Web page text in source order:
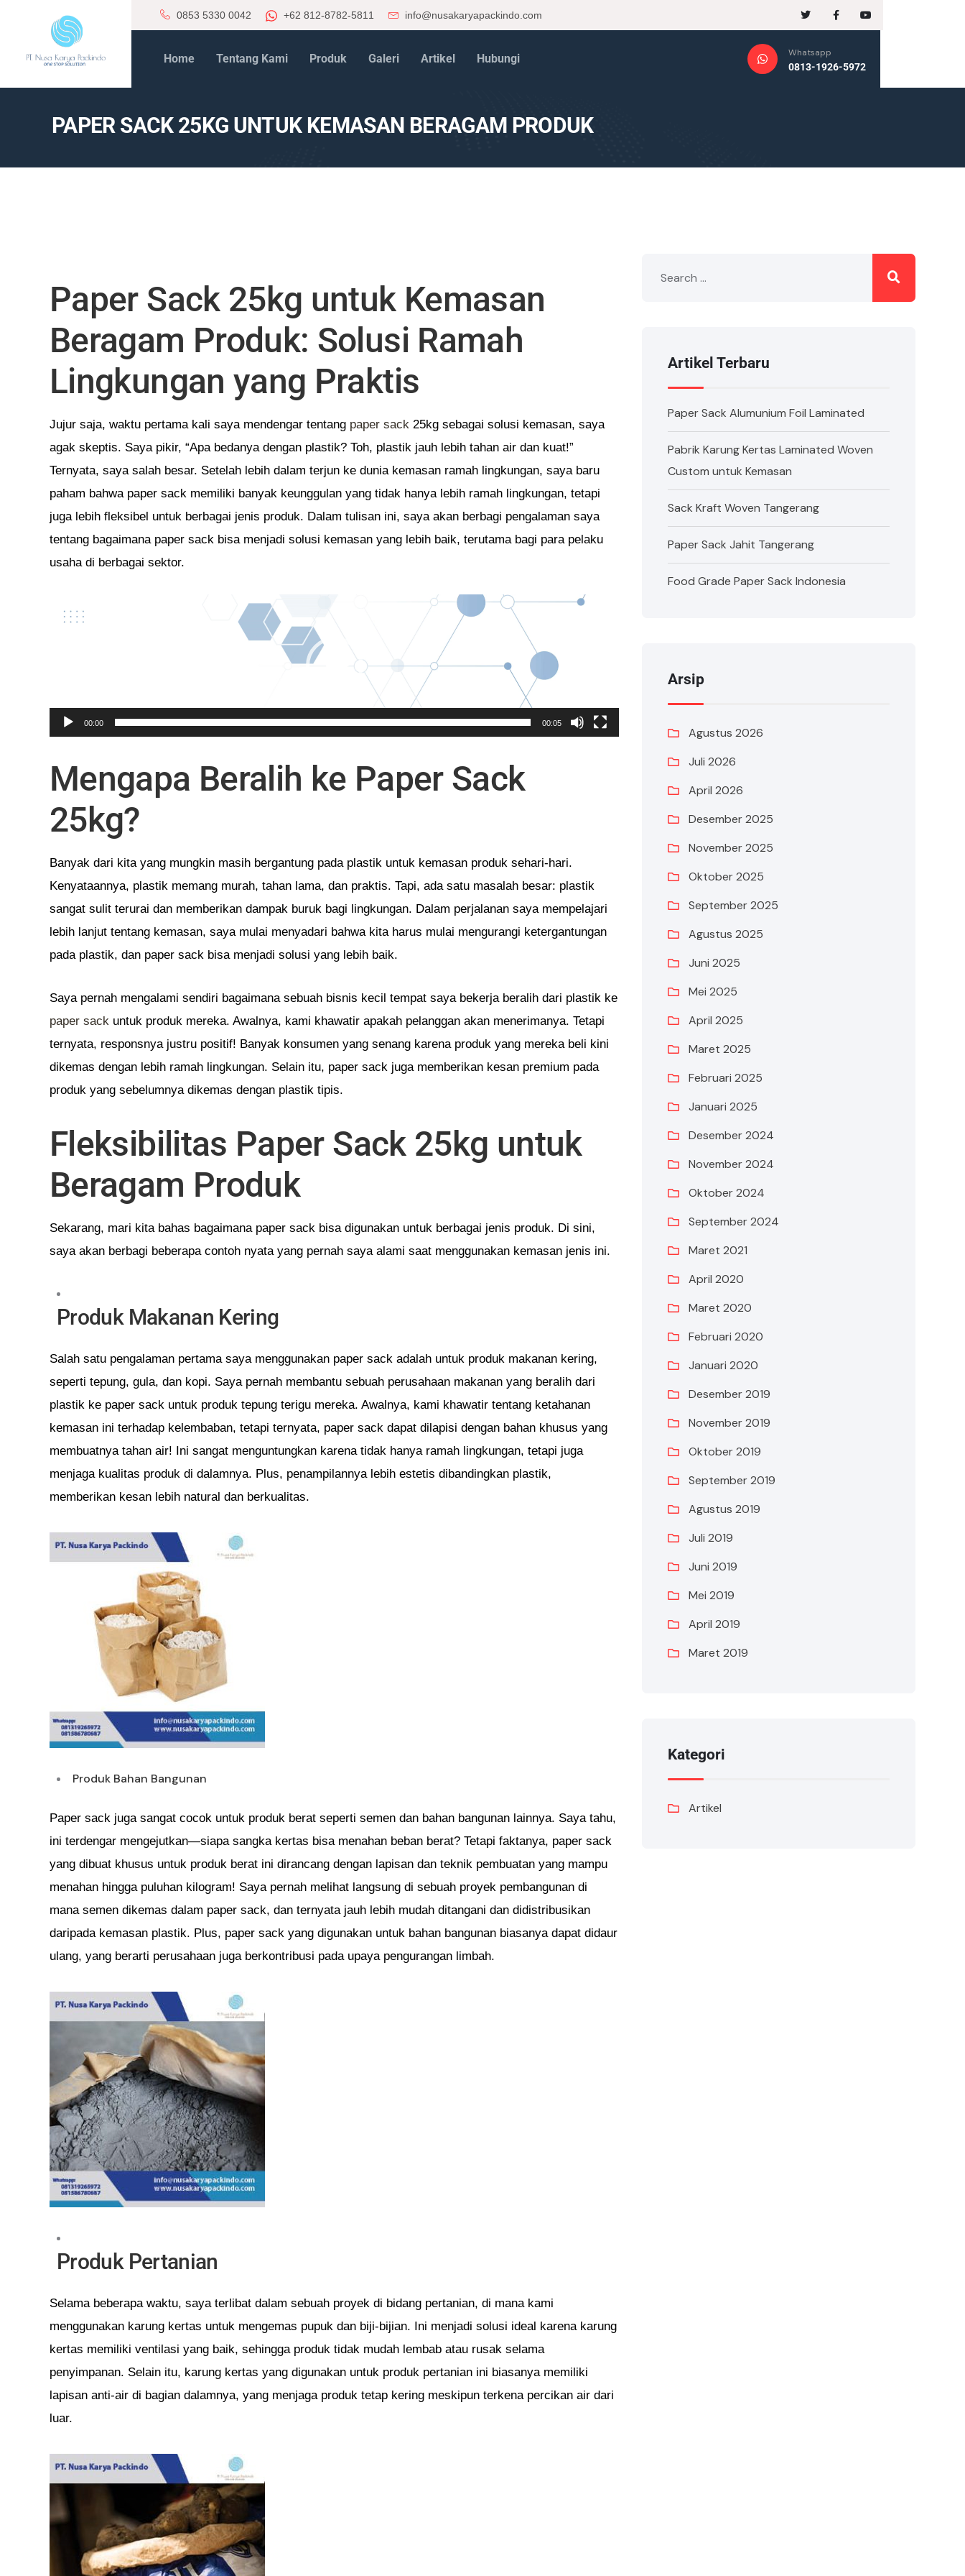
0853 5330 0042 +62 812-8782-5811 info@nusakaryapackindo.com
Home Tentang Kami Produk Galeri Artikel Hubungi
Whatsapp
0813-1926-5972
PAPER SACK 25KG UNTUK KEMASAN BERAGAM PRODUK
Paper Sack 25kg untuk Kemasan
Beragam Produk: Solusi Ramah
Lingkungan yang Praktis
Jujur saja, waktu pertama kali saya mendengar tentang paper sack 25kg sebagai solusi kemasan, saya
agak skeptis. Saya pikir, “Apa bedanya dengan plastik? Toh, plastik jauh lebih tahan air dan kuat!”
Ternyata, saya salah besar. Setelah lebih dalam terjun ke dunia kemasan ramah lingkungan, saya baru
paham bahwa paper sack memiliki banyak keunggulan yang tidak hanya lebih ramah lingkungan, tetapi
juga lebih fleksibel untuk berbagai jenis produk. Dalam tulisan ini, saya akan berbagi pengalaman saya
tentang bagaimana paper sack bisa menjadi solusi kemasan yang lebih baik, terutama bagi para pelaku
usaha di berbagai sektor.
Video
00:00 00:05
Mengapa Beralih ke Paper Sack
25kg?
Banyak dari kita yang mungkin masih bergantung pada plastik untuk kemasan produk sehari-hari.
Kenyataannya, plastik memang murah, tahan lama, dan praktis. Tapi, ada satu masalah besar: plastik
sangat sulit terurai dan memberikan dampak buruk bagi lingkungan. Dalam perjalanan saya mempelajari
lebih lanjut tentang kemasan, saya mulai menyadari bahwa kita harus mulai mengurangi ketergantungan
pada plastik, dan paper sack bisa menjadi solusi yang lebih baik.
Saya pernah mengalami sendiri bagaimana sebuah bisnis kecil tempat saya bekerja beralih dari plastik ke
paper sack untuk produk mereka. Awalnya, kami khawatir apakah pelanggan akan menerimanya. Tetapi
ternyata, responsnya justru positif! Banyak konsumen yang senang karena produk yang mereka beli kini
dikemas dengan lebih ramah lingkungan. Selain itu, paper sack juga memberikan kesan premium pada
produk yang sebelumnya dikemas dengan plastik tipis.
Fleksibilitas Paper Sack 25kg untuk
Beragam Produk
Sekarang, mari kita bahas bagaimana paper sack bisa digunakan untuk berbagai jenis produk. Di sini,
saya akan berbagi beberapa contoh nyata yang pernah saya alami saat menggunakan kemasan jenis ini.
Produk Makanan Kering
Salah satu pengalaman pertama saya menggunakan paper sack adalah untuk produk makanan kering,
seperti tepung, gula, dan kopi. Saya pernah membantu sebuah perusahaan makanan yang beralih dari
plastik ke paper sack untuk produk tepung terigu mereka. Awalnya, kami khawatir tentang ketahanan
kemasan ini terhadap kelembaban, tetapi ternyata, paper sack dapat dilapisi dengan bahan khusus yang
membuatnya tahan air! Ini sangat menguntungkan karena tidak hanya ramah lingkungan, tetapi juga
menjaga kualitas produk di dalamnya. Plus, penampilannya lebih estetis dibandingkan plastik,
memberikan kesan lebih natural dan berkualitas.
Produk Bahan Bangunan
Paper sack juga sangat cocok untuk produk berat seperti semen dan bahan bangunan lainnya. Saya tahu,
ini terdengar mengejutkan—siapa sangka kertas bisa menahan beban berat? Tetapi faktanya, paper sack
yang dibuat khusus untuk produk berat ini dirancang dengan lapisan dan teknik pembuatan yang mampu
menahan hingga puluhan kilogram! Saya pernah melihat langsung di sebuah proyek pembangunan di
mana semen dikemas dalam paper sack, dan ternyata jauh lebih mudah ditangani dan didistribusikan
daripada kemasan plastik. Plus, paper sack yang digunakan untuk bahan bangunan biasanya dapat didaur
ulang, yang berarti perusahaan juga berkontribusi pada upaya pengurangan limbah.
Produk Pertanian
Selama beberapa waktu, saya terlibat dalam sebuah proyek di bidang pertanian, di mana kami
menggunakan karung kertas untuk mengemas pupuk dan biji-bijian. Ini menjadi solusi ideal karena karung
kertas memiliki ventilasi yang baik, sehingga produk tidak mudah lembab atau rusak selama
penyimpanan. Selain itu, karung kertas yang digunakan untuk produk pertanian ini biasanya memiliki
lapisan anti-air di bagian dalamnya, yang menjaga produk tetap kering meskipun terkena percikan air dari
luar.
Artikel Terbaru
Paper Sack Alumunium Foil Laminated
Pabrik Karung Kertas Laminated Woven
Custom untuk Kemasan
Sack Kraft Woven Tangerang
Paper Sack Jahit Tangerang
Food Grade Paper Sack Indonesia
Arsip
Agustus 2026
Juli 2026
April 2026
Desember 2025
November 2025
Oktober 2025
September 2025
Agustus 2025
Juni 2025
Mei 2025
April 2025
Maret 2025
Februari 2025
Januari 2025
Desember 2024
November 2024
Oktober 2024
September 2024
Maret 2021
April 2020
Maret 2020
Februari 2020
Januari 2020
Desember 2019
November 2019
Oktober 2019
September 2019
Agustus 2019
Juli 2019
Juni 2019
Mei 2019
April 2019
Maret 2019
Kategori
Artikel